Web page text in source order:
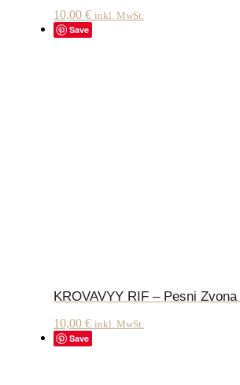
10,00 € inkl. MwSt.
Save
KROVAVYY RIF – Pesni
10,00 € inkl. MwSt.
Save